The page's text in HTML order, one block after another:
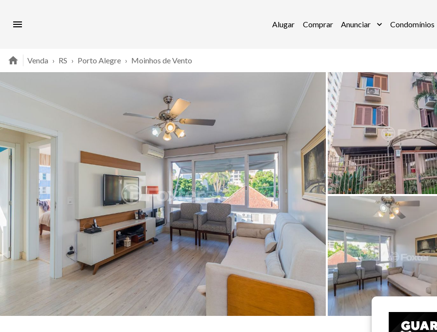
Alugar Comprar Anunciar Condomínios
Venda › RS › Porto Alegre › Moinhos de Vento